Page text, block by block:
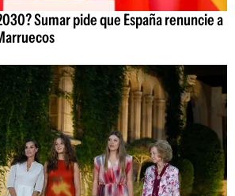
Sumar pide que España renuncie a